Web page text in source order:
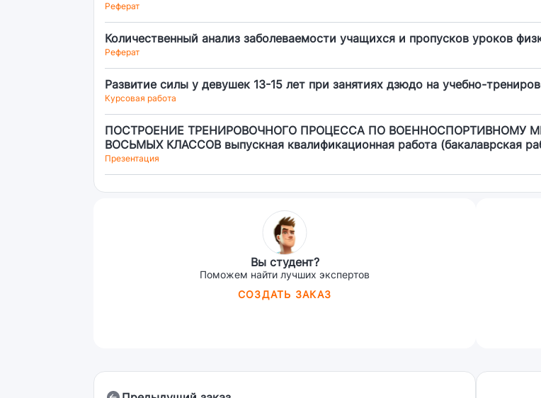
Реферат
Количественный анализ заболеваемости учащихся и пропусков уроков
Реферат
Развитие силы у девушек 13-15 лет при занятиях дзюдо на учебно-
Курсовая работа
ПОСТРОЕНИЕ ТРЕНИРОВОЧНОГО ПРОЦЕССА ПО
ВОСЬМЫХ КЛАССОВ выпускная квалификационная работа (бакалаврская
Презентация
Вы студент?
Поможем найти лучших экспертов
СОЗДАТЬ ЗАКАЗ